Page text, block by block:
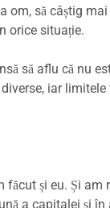
să câștig
orice situație.
să aflu că nu
iar
și eu. Și am
a capitalei și